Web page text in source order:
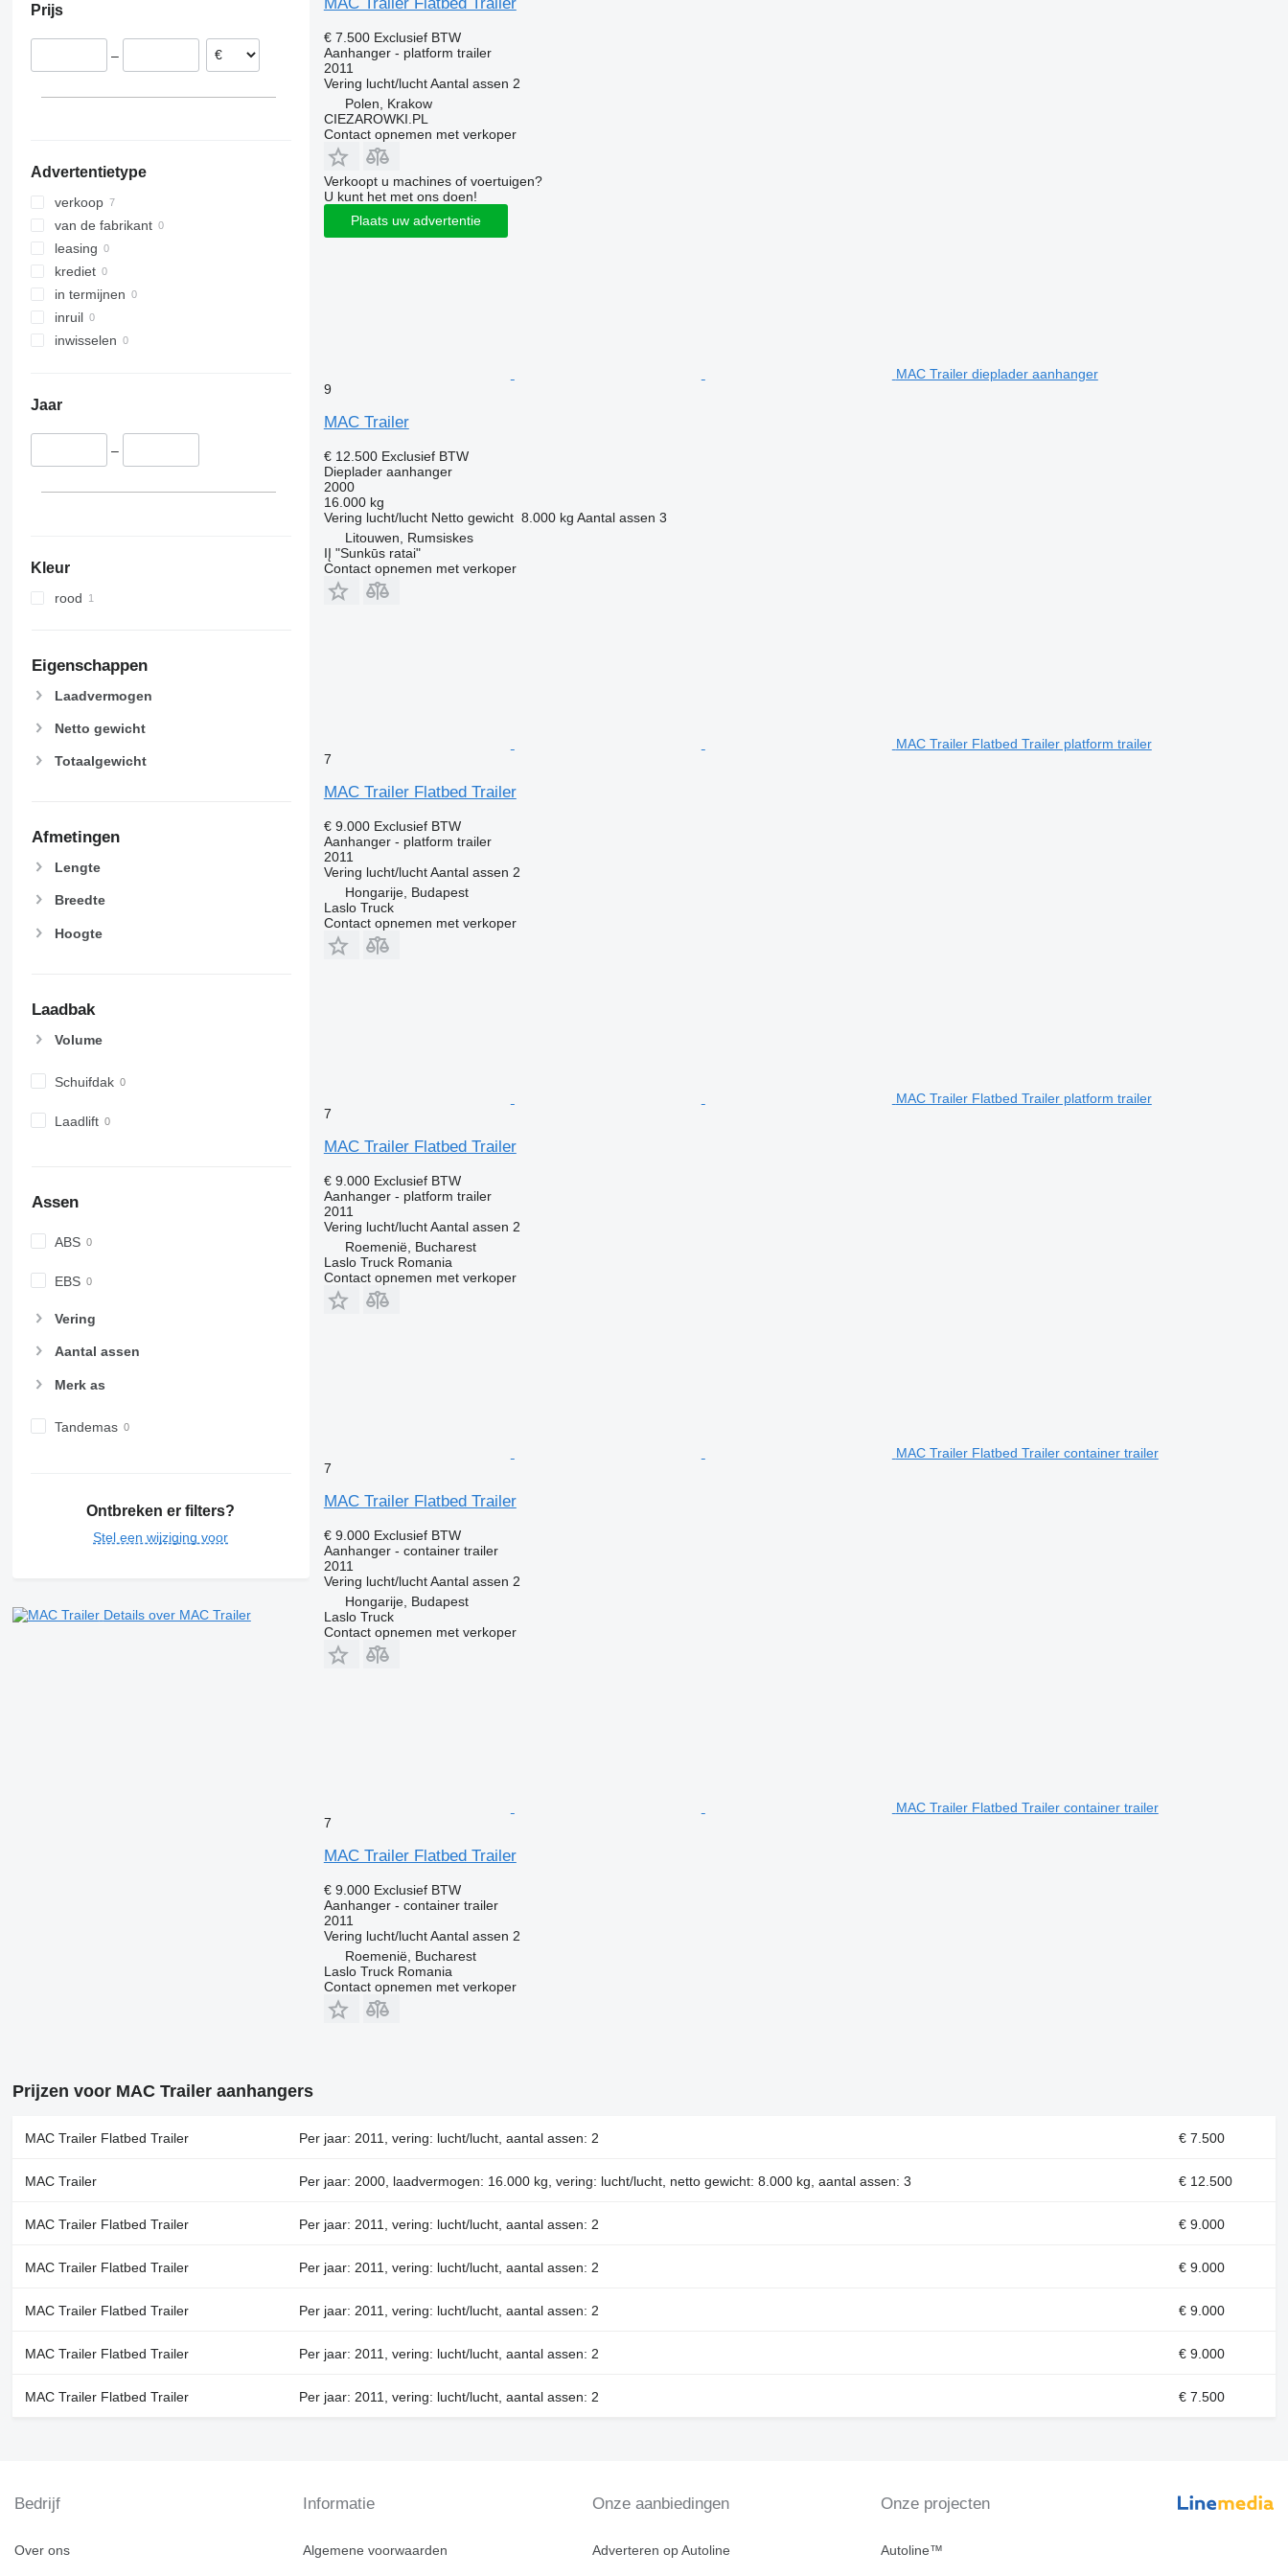
Litouwen
Prijs
–
Advertentietype
verkoop
van de fabrikant
leasing
krediet
in termijnen
inruil
inwisselen
Jaar
–
Kleur
rood
Eigenschappen
Laadvermogen
Netto gewicht
Totaalgewicht
Afmetingen
Lengte
Breedte
Hoogte
Laadbak
Volume
Schuifdak
Laadlift
Assen
ABS
EBS
Vering
Aantal assen
Merk as
Tandemas
Ontbreken er filters?
Stel een wijziging voor
Details over MAC Trailer
€ 7.500 Exclusief BTW
Aanhanger - platform trailer
2011
Vering lucht/lucht Aantal assen 2
Polen, Krakow
CIEZAROWKI.PL
Contact opnemen met verkoper
Verkoopt u machines of voertuigen?
U kunt het met ons doen!
Plaats uw advertentie
MAC Trailer dieplader aanhanger
9
MAC Trailer
€ 12.500 Exclusief BTW
Dieplader aanhanger
2000
16.000 kg
Vering lucht/lucht Netto gewicht 8.000 kg Aantal assen 3
Litouwen, Rumsiskes
IĮ "Sunkūs ratai"
Contact opnemen met verkoper
MAC Trailer Flatbed Trailer platform trailer
7
MAC Trailer Flatbed Trailer
€ 9.000 Exclusief BTW
Aanhanger - platform trailer
2011
Vering lucht/lucht Aantal assen 2
Hongarije, Budapest
Laslo Truck
Contact opnemen met verkoper
MAC Trailer Flatbed Trailer platform trailer
7
MAC Trailer Flatbed Trailer
€ 9.000 Exclusief BTW
Aanhanger - platform trailer
2011
Vering lucht/lucht Aantal assen 2
Roemenië, Bucharest
Laslo Truck Romania
Contact opnemen met verkoper
MAC Trailer Flatbed Trailer container trailer
7
MAC Trailer Flatbed Trailer
€ 9.000 Exclusief BTW
Aanhanger - container trailer
2011
Vering lucht/lucht Aantal assen 2
Hongarije, Budapest
Laslo Truck
Contact opnemen met verkoper
MAC Trailer Flatbed Trailer container trailer
7
MAC Trailer Flatbed Trailer
€ 9.000 Exclusief BTW
Aanhanger - container trailer
2011
Vering lucht/lucht Aantal assen 2
Roemenië, Bucharest
Laslo Truck Romania
Contact opnemen met verkoper
Prijzen voor MAC Trailer aanhangers
MAC Trailer Flatbed Trailer Per jaar: 2011, vering: lucht/lucht, aantal assen: 2 € 7.500
MAC Trailer Per jaar: 2000, laadvermogen: 16.000 kg, vering: lucht/lucht, netto gewicht: 8.000 kg, aantal assen: 3 € 12.500
MAC Trailer Flatbed Trailer Per jaar: 2011, vering: lucht/lucht, aantal assen: 2 € 9.000
MAC Trailer Flatbed Trailer Per jaar: 2011, vering: lucht/lucht, aantal assen: 2 € 9.000
MAC Trailer Flatbed Trailer Per jaar: 2011, vering: lucht/lucht, aantal assen: 2 € 9.000
MAC Trailer Flatbed Trailer Per jaar: 2011, vering: lucht/lucht, aantal assen: 2 € 9.000
MAC Trailer Flatbed Trailer Per jaar: 2011, vering: lucht/lucht, aantal assen: 2 € 7.500
Bedrijf
Over ons
Informatie
Algemene voorwaarden
Onze aanbiedingen
Adverteren op Autoline
Onze projecten
Autoline™